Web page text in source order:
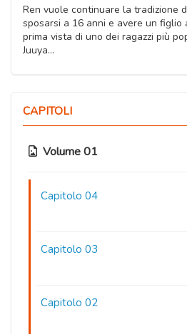
Ren vuole continuare la tradizione
sposarsi a 16 anni e avere un figlio
prima vista di uno dei ragazzi più
Juuya...
CAPITOLI
Volume 01
Capitolo 04
Capitolo 03
Capitolo 02